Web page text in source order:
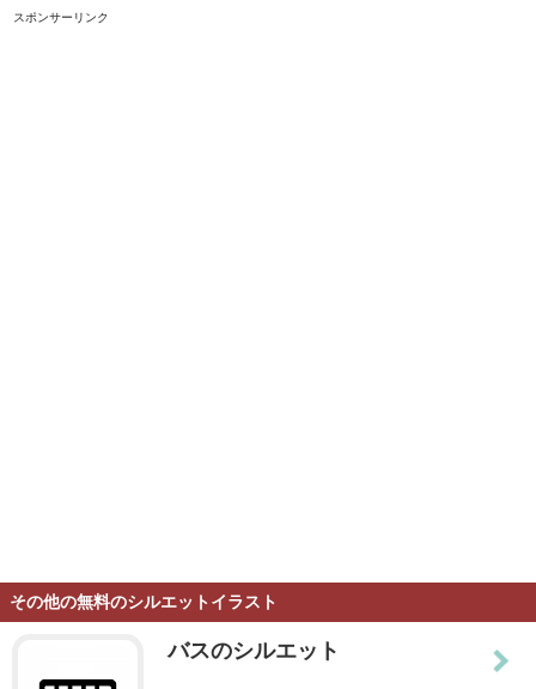
スポンサーリンク
その他の無料のシルエットイラスト
バスのシルエット